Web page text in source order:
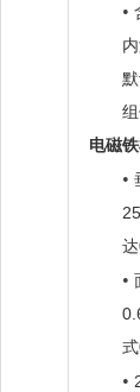
•
电磁
•
达
•
式
•